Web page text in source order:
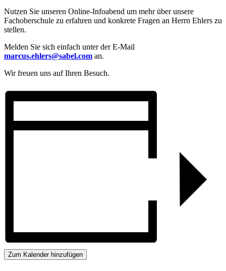
Nutzen Sie unseren Online-Infoabend um mehr über unsere
Fachoberschule zu erfahren und konkrete Fragen an Herrn Ehlers zu
stellen.
Melden Sie sich einfach unter der E-Mail
marcus.ehlers@sabel.com an.
Wir freuen uns auf Ihren Besuch.
Zum Kalender hinzufügen